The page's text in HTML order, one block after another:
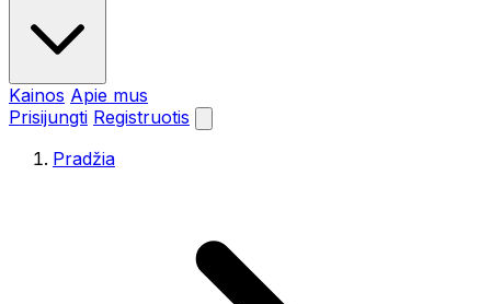
Kainos Apie mus
Prisijungti Registruotis
Pradžia